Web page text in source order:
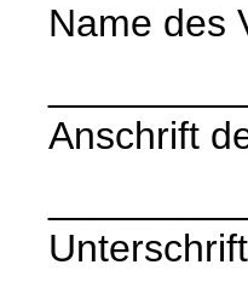
Name des
Anschrift